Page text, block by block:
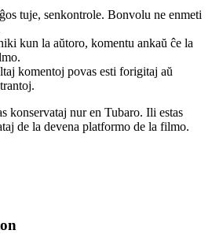
tuje, senkontrole. Bonvolu ne enmeti
kun la aŭtoro, komentu ankaŭ ĉe la
komentoj povas esti forigitaj aŭ
konservataj nur en Tubaro. Ili estas
de la devena platformo de la filmo.